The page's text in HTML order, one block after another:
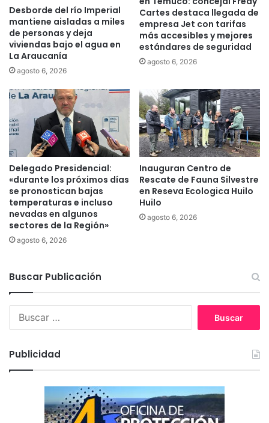
d
a
r
t
s
a
e
x
t
i
l
d
e
C
c
o
o
d
e
s
t
n
d
o
P
r
o
g
r
a
m
a
A
r
r
e
d
o
Desborde del río Imperial
mantiene aisladas a miles
de personas y deja
viviendas bajo el agua en
La Araucanía
agosto 6, 2026
Cartes destaca llegada de
empresa Jet con tarifas
más accesibles y mejores
estándares de seguridad
agosto 6, 2026
Delegado Presidencial:
«durante los próximos días
se pronostican bajas
temperaturas e incluso
nevadas en algunos
sectores de la Región»
agosto 6, 2026
Inauguran Centro de
Rescate de Fauna Silvestre
en Reseva Ecologica Huilo
Huilo
agosto 6, 2026
Buscar Publicación
:
Publicidad